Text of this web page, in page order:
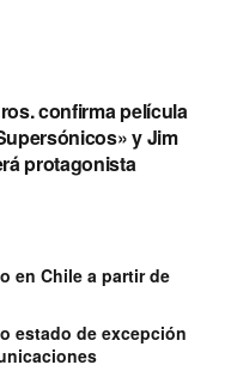
confirma película
y Jim
protagonista
en Chile a partir de
estado de excepción